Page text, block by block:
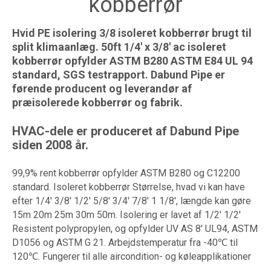
Hvid PE isolering 3/8 isoleret kobberrør brugt til
split klimaanlæg. 50ft 1/4' x 3/8' ac isoleret
kobberrør opfylder ASTM B280 ASTM E84 UL 94
standard, SGS testrapport. Dabund Pipe er
førende producent og leverandør af
præisolerede kobberrør og fabrik.
HVAC-dele er produceret af Dabund Pipe
siden 2008 år.
99,9% rent kobberrør opfylder ASTM B280 og C12200
standard. Isoleret kobberrør Størrelse, hvad vi kan have
efter 1/4' 3/8' 1/2' 5/8' 3/4' 7/8' 1 1/8', længde kan gøre
15m 20m 25m 30m 50m. Isolering er lavet af 1/2' 1/2'
Resistent polypropylen, og opfylder UV AS 8' UL94, ASTM
D1056 og ASTM G 21. Arbejdstemperatur fra -40℃ til
120℃. Fungerer til alle aircondition- og køleapplikationer